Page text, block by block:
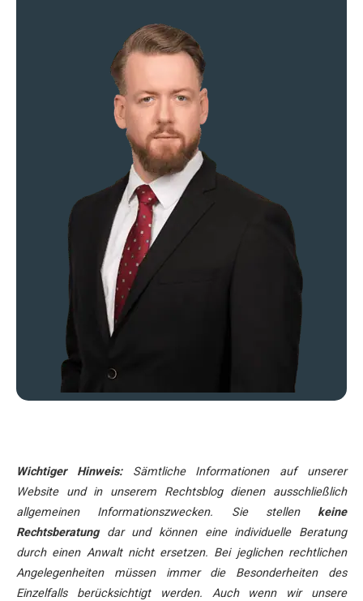
Wichtiger Hinweis:Sämtliche Informationen auf unserer
Website und in unserem Rechtsblog dienen ausschließlich
allgemeinen Informationszwecken. Sie stellen keine
Rechtsberatungdar und können eine individuelle Beratung
durch einen Anwalt nicht ersetzen. Bei jeglichen rechtlichen
Angelegenheiten müssen immer die Besonderheiten des
Einzelfalls berücksichtigt werden. Auch wenn wir unsere